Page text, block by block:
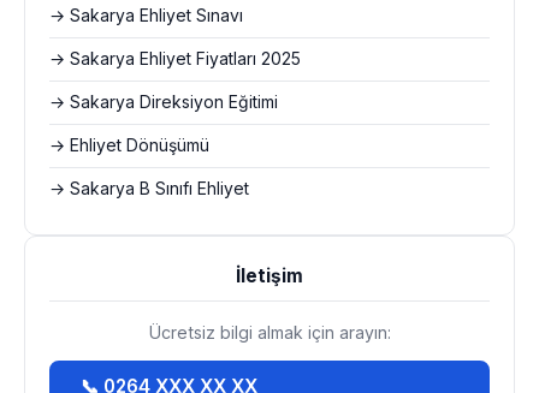
→ Sakarya Ehliyet Sınavı
→ Sakarya Ehliyet Fiyatları 2025
→ Sakarya Direksiyon Eğitimi
→ Ehliyet Dönüşümü
→ Sakarya B Sınıfı Ehliyet
İletişim
Ücretsiz bilgi almak için arayın:
📞 0264 XXX XX XX